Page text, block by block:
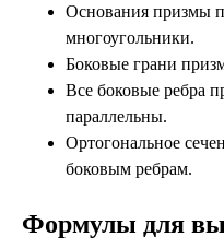
Основания призмы
многоугольники.
Боковые грани
Все боковые ребра
параллельны.
Ортогональное
боковым ребрам.
Формулы для